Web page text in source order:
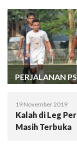
PERJALANAN
19 November 2019
Kalah di Leg
Masih Terbuka